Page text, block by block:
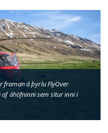
framan á þyrlu FlyOver
áhöfninni sem situr inni í